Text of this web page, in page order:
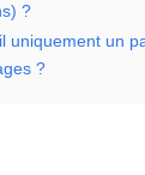
?
uniquement un
?